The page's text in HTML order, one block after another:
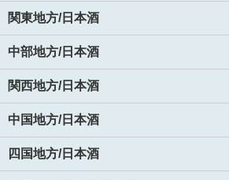
関東地方/日本酒
中部地方/日本酒
関西地方/日本酒
中国地方/日本酒
四国地方/日本酒